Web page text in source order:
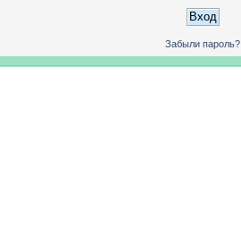
Забыли пароль?